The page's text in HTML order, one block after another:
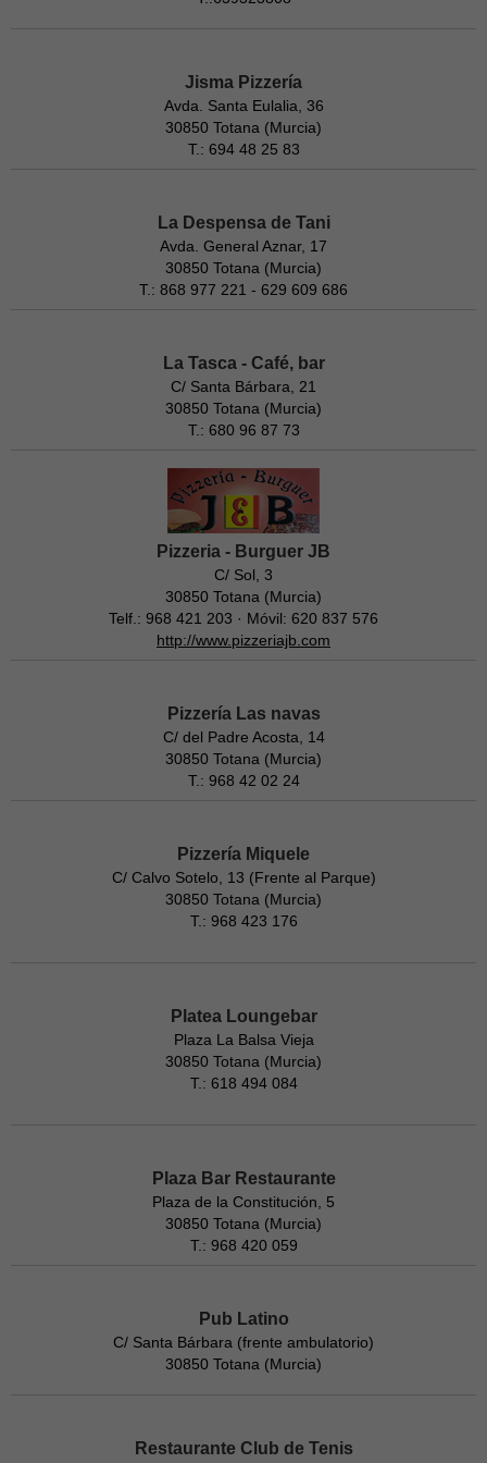
Jisma Pizzería
Avda. Santa Eulalia, 36
30850 Totana (Murcia)
T.: 694 48 25 83
La Despensa de Tani
Avda. General Aznar, 17
30850 Totana (Murcia)
T.: 868 977 221 - 629 609 686
La Tasca - Café, bar
C/ Santa Bárbara, 21
30850 Totana (Murcia)
T.: 680 96 87 73
Pizzeria - Burguer JB
C/ Sol, 3
30850 Totana (Murcia)
Telf.: 968 421 203 · Móvil: 620 837 576
http://www.pizzeriajb.com
Pizzería Las navas
C/ del Padre Acosta, 14
30850 Totana (Murcia)
T.: 968 42 02 24
Pizzería Miquele
C/ Calvo Sotelo, 13 (Frente al Parque)
30850 Totana (Murcia)
T.: 968 423 176
Platea Loungebar
Plaza La Balsa Vieja
30850 Totana (Murcia)
T.: 618 494 084
Plaza Bar Restaurante
Plaza de la Constitución, 5
30850 Totana (Murcia)
T.: 968 420 059
Pub Latino
C/ Santa Bárbara (frente ambulatorio)
30850 Totana (Murcia)
Restaurante Club de Tenis